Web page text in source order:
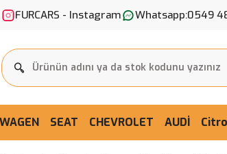
FURCARS - Instagram Whatsapp:0549
SEAT CHEVROLET AUDİ